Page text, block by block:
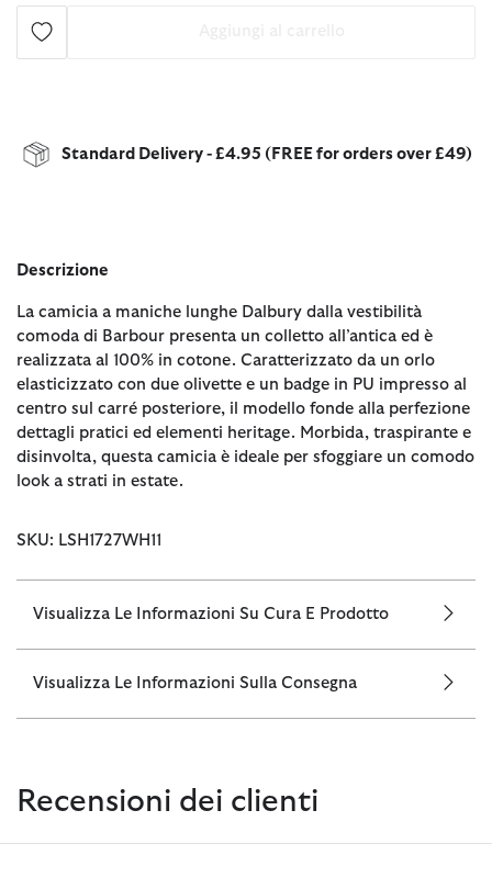
Standard Delivery - £4.95 (FREE for orders over £49)
Descrizione
La camicia a maniche lunghe Dalbury dalla vestibilità
comoda di Barbour presenta un colletto all’antica ed è
realizzata al 100% in cotone. Caratterizzato da un orlo
elasticizzato con due olivette e un badge in PU impresso al
centro sul carré posteriore, il modello fonde alla perfezione
dettagli pratici ed elementi heritage. Morbida, traspirante e
disinvolta, questa camicia è ideale per sfoggiare un comodo
look a strati in estate.
SKU: LSH1727WH11
Visualizza Le Informazioni Su Cura E Prodotto
Visualizza Le Informazioni Sulla Consegna
Recensioni dei clienti